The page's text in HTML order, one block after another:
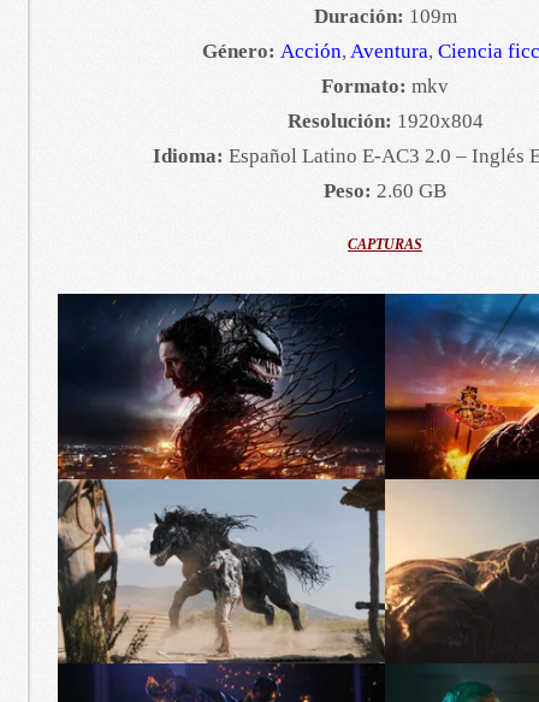
Duración: 109m
Género: Acción,Aventura, Ciencia
Formato: mkv
Resolución: 1920x804
Idioma: Español Latino E-AC3 2.0 – Inglés
Peso: 2.60 GB
CAPTURAS